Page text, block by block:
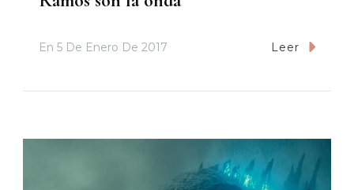
En 5 De Enero De 2017 Leer